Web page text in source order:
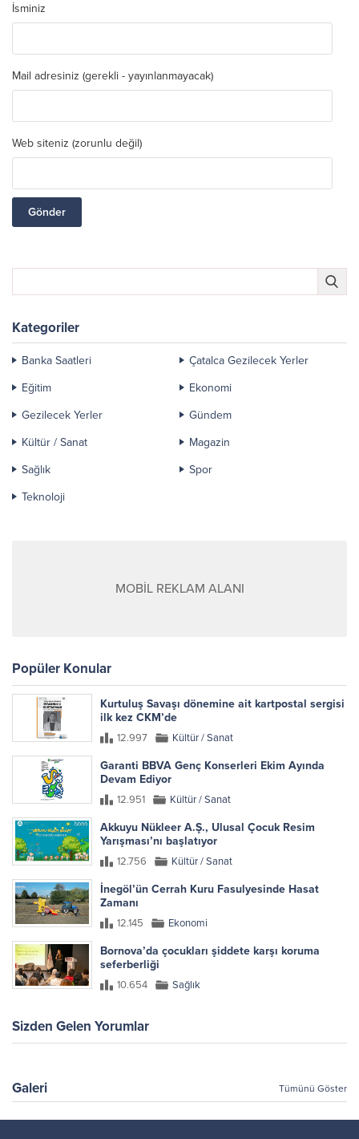
İsminiz
Mail adresiniz (gerekli - yayınlanmayacak)
Web siteniz (zorunlu değil)
Kategoriler
Banka Saatleri
Çatalca Gezilecek Yerler
Eğitim
Ekonomi
Gezilecek Yerler
Gündem
Kültür / Sanat
Magazin
Sağlık
Spor
Teknoloji
MOBİL REKLAM ALANI
Popüler Konular
Kurtuluş Savaşı dönemine ait kartpostal sergisi
ilk kez CKM’de
12.997 Kültür / Sanat
Garanti BBVA Genç Konserleri Ekim Ayında
Devam Ediyor
12.951 Kültür / Sanat
Akkuyu Nükleer A.Ş., Ulusal Çocuk Resim
Yarışması’nı başlatıyor
12.756 Kültür / Sanat
İnegöl’ün Cerrah Kuru Fasulyesinde Hasat
Zamanı
12.145 Ekonomi
Bornova’da çocukları şiddete karşı koruma
seferberliği
10.654 Sağlık
Sizden Gelen Yorumlar
Galeri Tümünü Göster